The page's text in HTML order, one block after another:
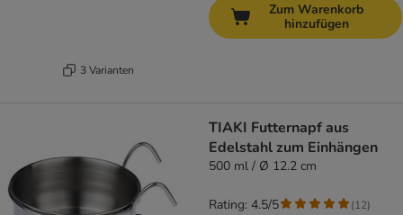
3 Varianten
Zum Warenkorb
hinzufügen
TIAKI Futternapf aus
Edelstahl zum Einhängen
500 ml / Ø 12.2 cm
Rating: 4.5/5 (12)